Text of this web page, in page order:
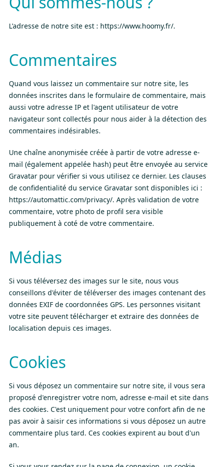
L'adresse de notre site est : https://www.hoomy.fr/.
Commentaires
Quand vous laissez un commentaire sur notre site, les
données inscrites dans le formulaire de commentaire, mais
aussi votre adresse IP et l'agent utilisateur de votre
navigateur sont collectés pour nous aider à la détection des
commentaires indésirables.
Une chaîne anonymisée créée à partir de votre adresse e-
mail (également appelée hash) peut être envoyée au service
Gravatar pour vérifier si vous utilisez ce dernier. Les clauses
de confidentialité du service Gravatar sont disponibles ici :
https://automattic.com/privacy/. Après validation de votre
commentaire, votre photo de profil sera visible
publiquement à coté de votre commentaire.
Médias
Si vous téléversez des images sur le site, nous vous
conseillons d'éviter de téléverser des images contenant des
données EXIF de coordonnées GPS. Les personnes visitant
votre site peuvent télécharger et extraire des données de
localisation depuis ces images.
Cookies
Si vous déposez un commentaire sur notre site, il vous sera
proposé d'enregistrer votre nom, adresse e-mail et site dans
des cookies. C'est uniquement pour votre confort afin de ne
pas avoir à saisir ces informations si vous déposez un autre
commentaire plus tard. Ces cookies expirent au bout d'un
an.